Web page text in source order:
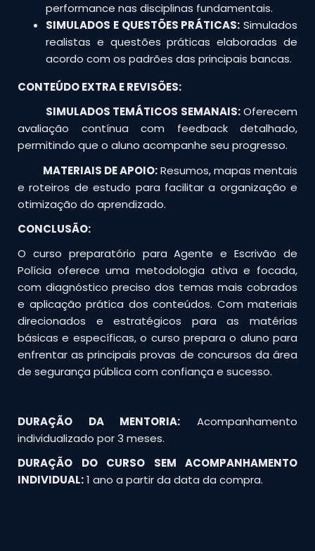
performance nas disciplinas fundamentais.
SIMULADOS E QUESTÕES PRÁTICAS: Simulados
realistas e questões práticas elaboradas de
acordo com os padrões das principais bancas.
CONTEÚDO EXTRA E REVISÕES:
SIMULADOS TEMÁTICOS SEMANAIS:Oferecem
avaliação contínua com feedback detalhado,
permitindo que o aluno acompanhe seu progresso.
MATERIAIS DE APOIO:Resumos, mapas mentais
e roteiros de estudo para facilitar a organização e
otimização do aprendizado.
CONCLUSÃO:
O curso preparatório para Agente e Escrivão de
Polícia oferece uma metodologia ativa e focada,
com diagnóstico preciso dos temas mais cobrados
e aplicação prática dos conteúdos. Com materiais
direcionados e estratégicos para as matérias
básicas e específicas, o curso prepara o aluno para
enfrentar as principais provas de concursos da área
de segurança pública com confiança e sucesso.
DURAÇÃO DA MENTORIA: Acompanhamento
individualizado por 3 meses.
DURAÇÃO DO CURSO SEM ACOMPANHAMENTO
INDIVIDUAL:1 ano a partir da data da compra.